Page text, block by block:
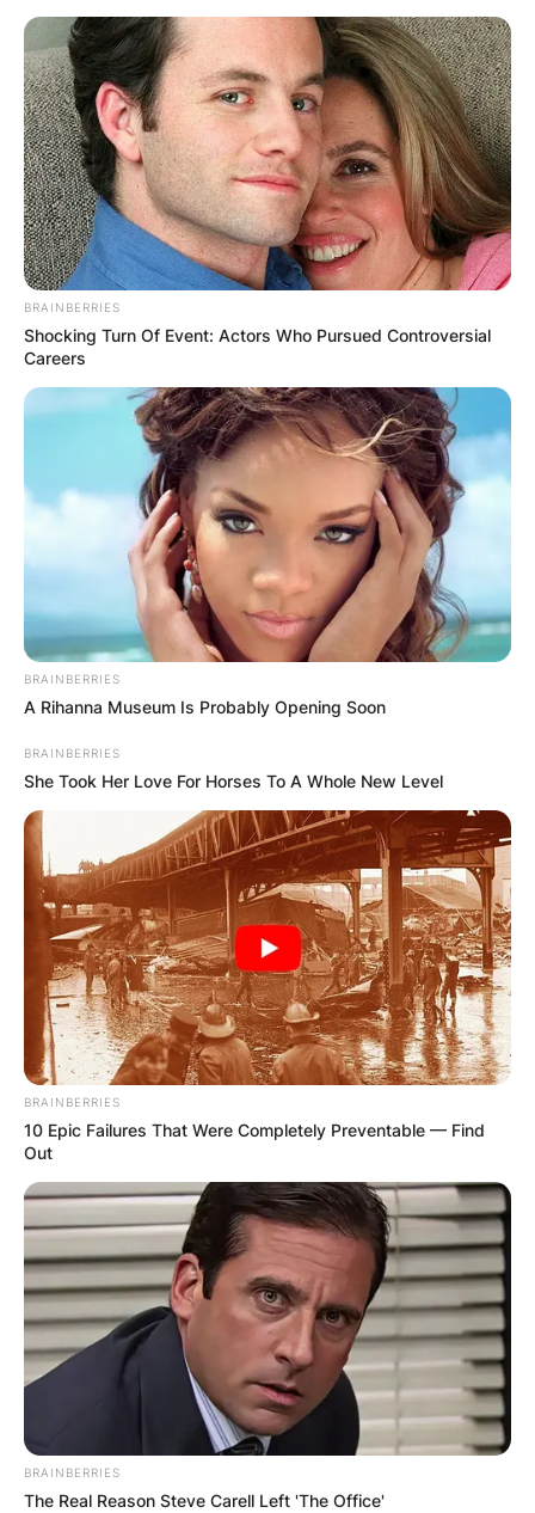
Македонија
НАЈБАРАНИ
СМЕСТУВАЊА
Најбарано на Гладиатор
Повик до сите верници: Да
помогнеме во изградбата на
храмот „Свети Трифун“
BRAINBERRIES
Shocking Turn Of Event: Actors Who Pursued Controversial
Careers
BRAINBERRIES
A Rihanna Museum Is Probably Opening Soon
BRAINBERRIES
She Took Her Love For Horses To A Whole New Level
BRAINBERRIES
10 Epic Failures That Were Completely Preventable — Find
Out
BRAINBERRIES
The Real Reason Steve Carell Left 'The Office'